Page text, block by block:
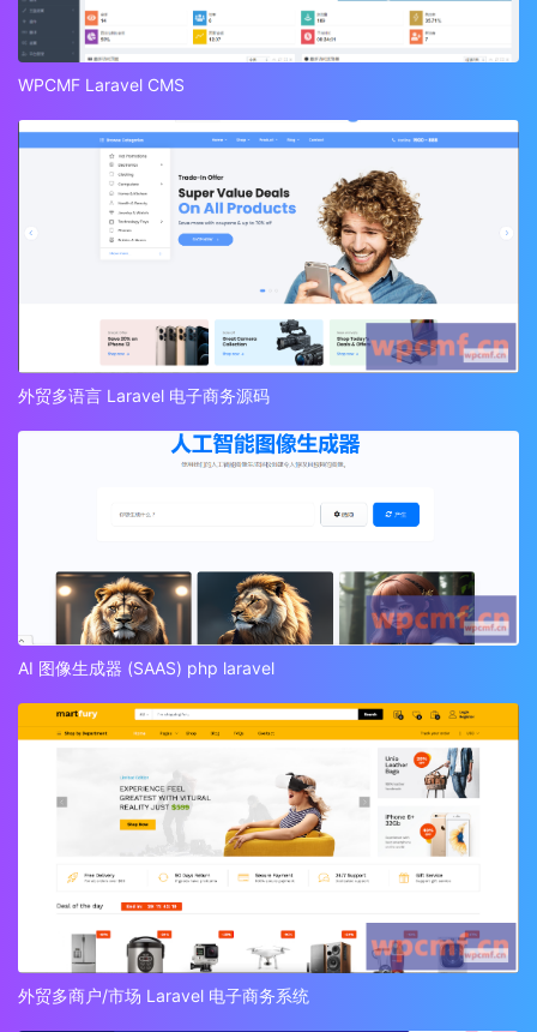
WPCMF Laravel CMS
外贸多语言 Laravel 电子商务源码
AI 图像生成器 (SAAS) php laravel
外贸多商户/市场 Laravel 电子商务系统